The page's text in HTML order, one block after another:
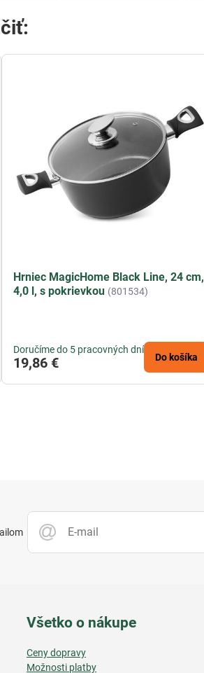
Hrniec MagicHome Black Line, 24 cm,
4,0 l, s pokrievkou (801534)
Doručíme do 5 pracovných dní
19,86 € Do košíka
Všetko o nákupe
Ceny dopravy
Možnosti platby